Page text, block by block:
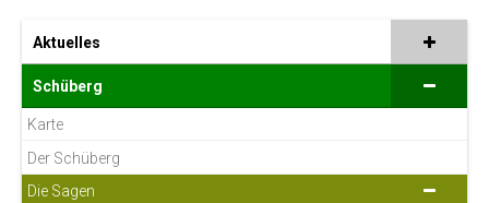
Aktuelles
Schüberg
Karte
Der Schüberg
Die Sagen